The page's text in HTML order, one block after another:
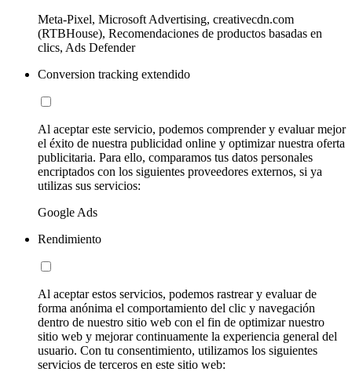
Meta-Pixel, Microsoft Advertising, creativecdn.com
(RTBHouse), Recomendaciones de productos basadas en
clics, Ads Defender
Conversion tracking extendido
Al aceptar este servicio, podemos comprender y evaluar mejor
el éxito de nuestra publicidad online y optimizar nuestra oferta
publicitaria. Para ello, comparamos tus datos personales
encriptados con los siguientes proveedores externos, si ya
utilizas sus servicios:
Google Ads
Rendimiento
Al aceptar estos servicios, podemos rastrear y evaluar de
forma anónima el comportamiento del clic y navegación
dentro de nuestro sitio web con el fin de optimizar nuestro
sitio web y mejorar continuamente la experiencia general del
usuario. Con tu consentimiento, utilizamos los siguientes
servicios de terceros en este sitio web: